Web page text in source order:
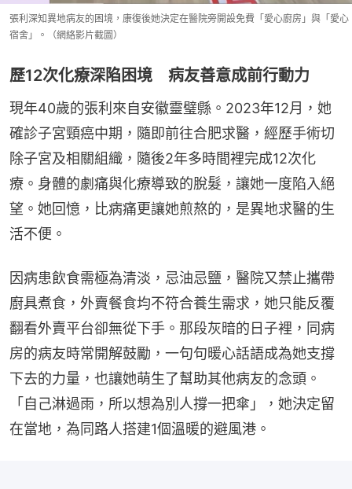
張利深知異地病友的困境，康復後她決定在醫院旁開設免費「愛心廚房」與「愛心
宿舍」。（網絡影片截圖）
歷12次化療深陷困境 病友善意成前行動力
現年40歲的張利來自安徽靈璧縣。2023年12月，她
確診子宮頸癌中期，隨即前往合肥求醫，經歷手術切
除子宮及相關組織，隨後2年多時間裡完成12次化
療。身體的劇痛與化療導致的脫髮，讓她一度陷入絕
望。她回憶，比病痛更讓她煎熬的，是異地求醫的生
活不便。
因病患飲食需極為清淡，忌油忌鹽，醫院又禁止攜帶
廚具煮食，外賣餐食均不符合養生需求，她只能反覆
翻看外賣平台卻無從下手。那段灰暗的日子裡，同病
房的病友時常開解鼓勵，一句句暖心話語成為她支撐
下去的力量，也讓她萌生了幫助其他病友的念頭。
「自己淋過雨，所以想為別人撐一把傘」，她決定留
在當地，為同路人搭建1個溫暖的避風港。